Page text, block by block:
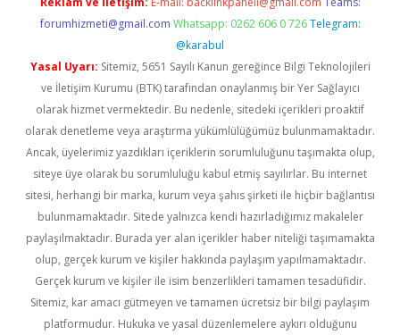
forumhizmeti@gmail.com Whatsapp: 0262 606 0 726 Telegram:
@karabul
Yasal Uyarı: Sitemiz, 5651 Sayılı Kanun gereğince Bilgi Teknolojileri
ve İletişim Kurumu (BTK) tarafından onaylanmış bir Yer Sağlayıcı
olarak hizmet vermektedir. Bu nedenle, sitedeki içerikleri proaktif
olarak denetleme veya araştırma yükümlülüğümüz bulunmamaktadır.
Ancak, üyelerimiz yazdıkları içeriklerin sorumluluğunu taşımakta olup,
siteye üye olarak bu sorumluluğu kabul etmiş sayılırlar. Bu internet
sitesi, herhangi bir marka, kurum veya şahıs şirketi ile hiçbir bağlantısı
bulunmamaktadır. Sitede yalnızca kendi hazırladığımız makaleler
paylaşılmaktadır. Burada yer alan içerikler haber niteliği taşımamakta
olup, gerçek kurum ve kişiler hakkında paylaşım yapılmamaktadır.
Gerçek kurum ve kişiler ile isim benzerlikleri tamamen tesadüfidir.
Sitemiz, kar amacı gütmeyen ve tamamen ücretsiz bir bilgi paylaşım
platformudur. Hukuka ve yasal düzenlemelere aykırı olduğunu